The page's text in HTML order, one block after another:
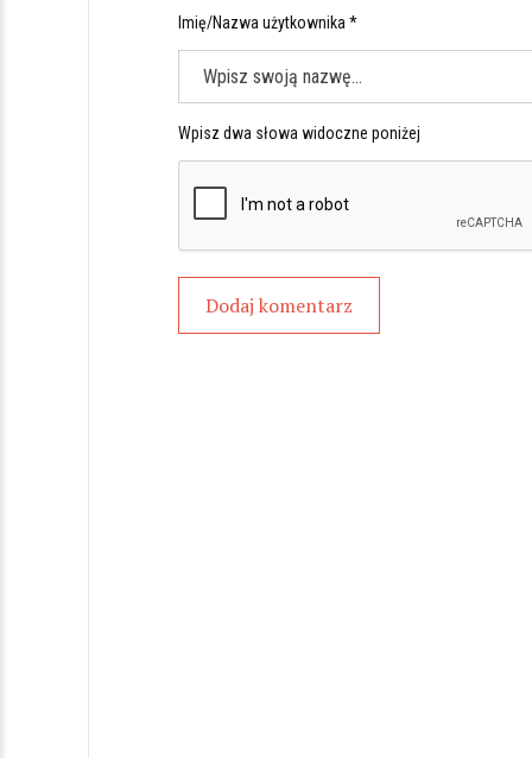
Imię/Nazwa użytkownika *
Wpisz dwa słowa widoczne poniżej